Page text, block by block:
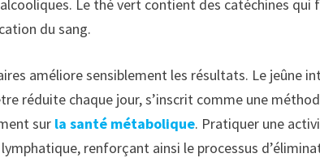
Le thé vert contient des catéchines qui
du sang.
améliore sensiblement les résultats. Le jeûne
réduite chaque jour, s’inscrit comme une
sur la santé métabolique. Pratiquer une
renforçant ainsi le processus